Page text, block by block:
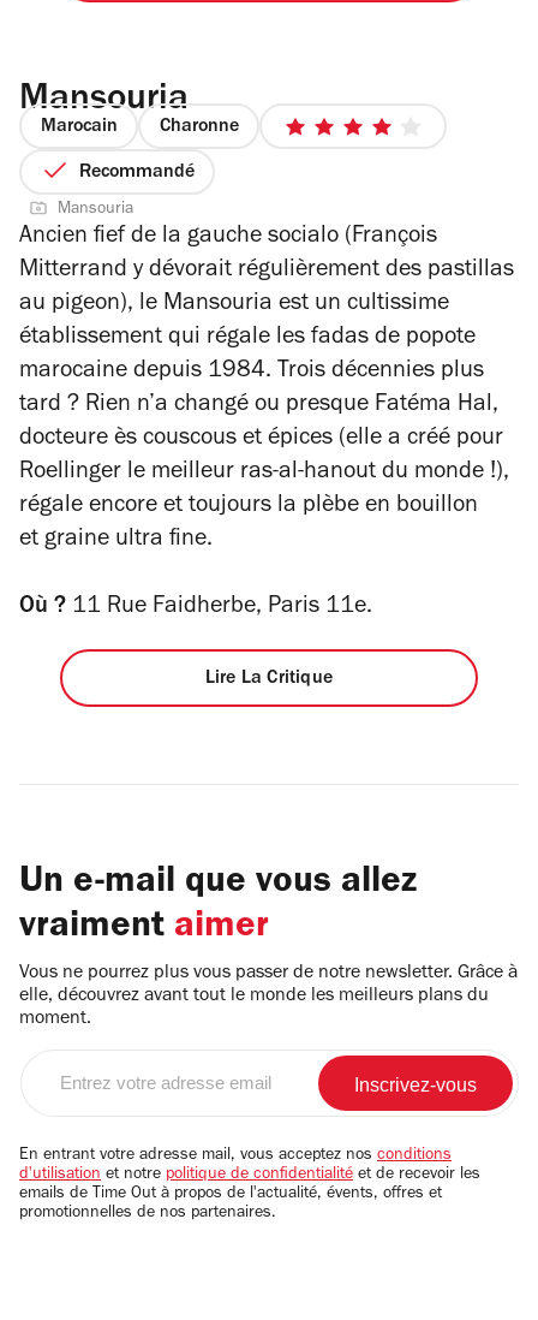
Mansouria
Marocain Charonne
4
étoiles
Recommandé
Mansouria
Ancien fief de la gauche socialo (François
Mitterrand y dévorait régulièrement des pastillas
au pigeon), le Mansouria est un cultissime
établissement qui régale les fadas de popote
marocaine depuis 1984. Trois décennies plus
tard ? Rien n’a changé ou presque Fatéma Hal,
docteure ès couscous et épices (elle a créé pour
Roellinger le meilleur ras-al-hanout du monde !),
régale encore et toujours la plèbe en bouillon
et graine ultra fine.
Où ? 11 Rue Faidherbe, Paris 11e.
Lire La Critique
Un e-mail que vous allez
vraiment aimer
Vous ne pourrez plus vous passer de notre newsletter. Grâce à
elle, découvrez avant tout le monde les meilleurs plans du
moment.
email
En entrant votre adresse mail, vous acceptez nos conditions
d'utilisation et notre politique de confidentialité et de recevoir les
emails de Time Out à propos de l'actualité, évents, offres et
promotionnelles de nos partenaires.